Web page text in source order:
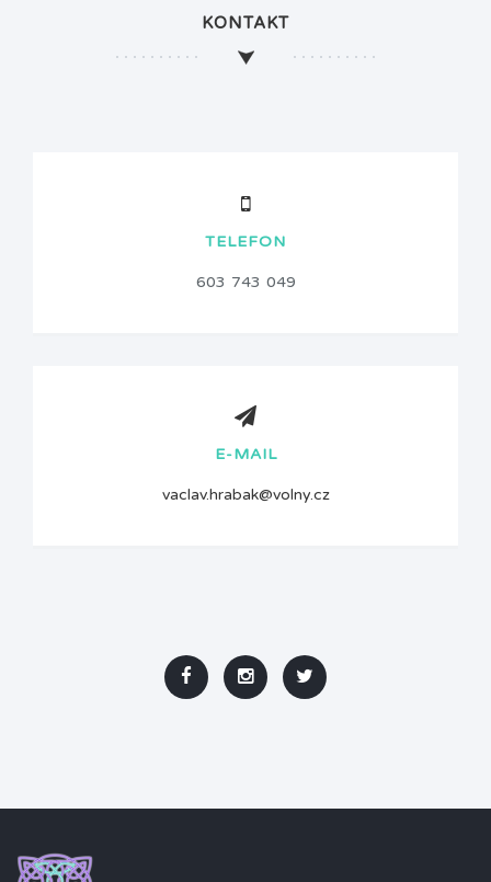
KONTAKT
TELEFON
603 743 049
E-MAIL
vaclav.hrabak@volny.cz